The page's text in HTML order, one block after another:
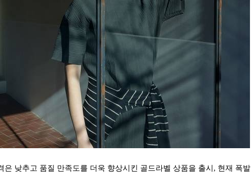
은 낮추고 품질 만족도를 더욱 향상시킨 골드라벨 상품을 출시, 현재 폭발